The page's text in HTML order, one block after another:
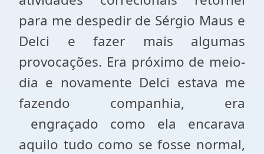
para me despedir de Sérgio Maus e
Delci e fazer mais algumas
provocações. Era próximo de meio-
dia e novamente Delci estava me
fazendo companhia, era
engraçado como ela encarava
aquilo tudo como se fosse normal,